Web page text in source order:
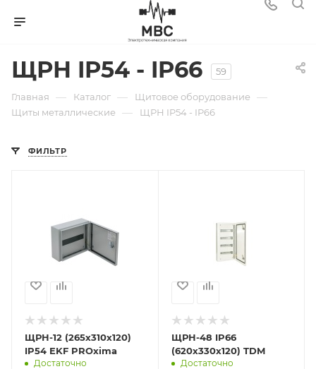
ЩРН IP54 - IP66 59
Главная — Каталог — Щитовое оборудование —
Щиты металлические — ЩРН IP54 - IP66
ФИЛЬТР
ЩРН-12 (265х310х120)
IP54 EKF PROxima
Достаточно
ЩРН-48 IP66
(620х330х120) TDM
Достаточно